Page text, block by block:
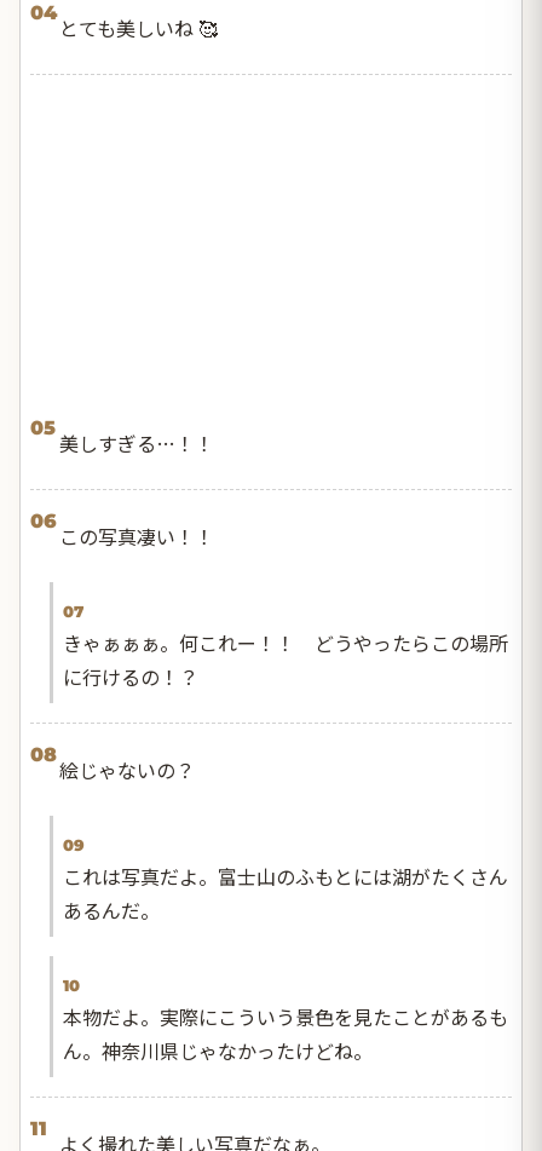
04
とても美しいね 🥰
05
美しすぎる…！！
06
この写真凄い！！
07
きゃぁぁぁ。何これー！！ どうやったらこの場所
に行けるの！？
08
絵じゃないの？
09
これは写真だよ。富士山のふもとには湖がたくさん
あるんだ。
10
本物だよ。実際にこういう景色を見たことがあるも
ん。神奈川県じゃなかったけどね。
11
よく撮れた美しい写真だなぁ。